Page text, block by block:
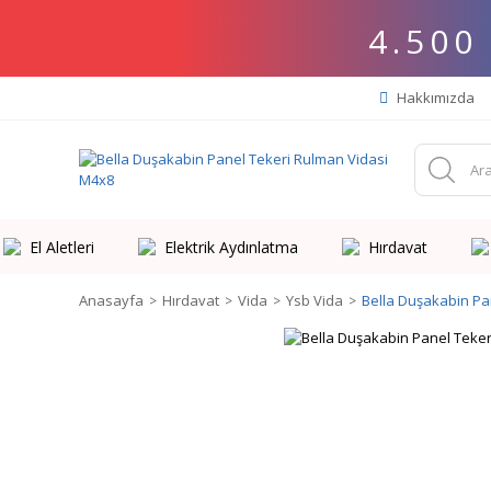
4.500
Hakkımızda
El Aletleri Elektrik Aydınlatma Hırdavat
Anasayfa Hırdavat Vida Ysb Vida Bella Duşakabin